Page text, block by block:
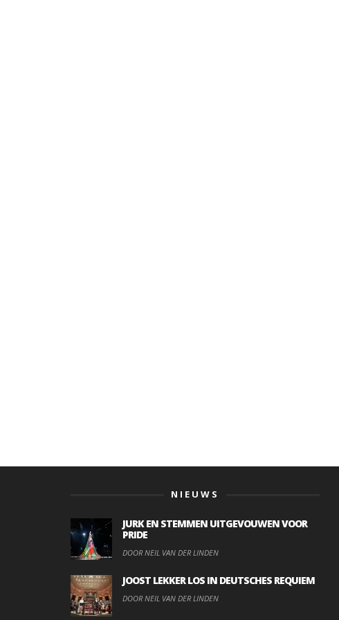
NIEUWS
JURK EN STEMMEN UITGEVOUWEN VOOR
PRIDE
DOOR NEIL VAN DER LINDEN
JOOST LEKKER LOS IN DEUTSCHES REQUIEM
DOOR NEIL VAN DER LINDEN